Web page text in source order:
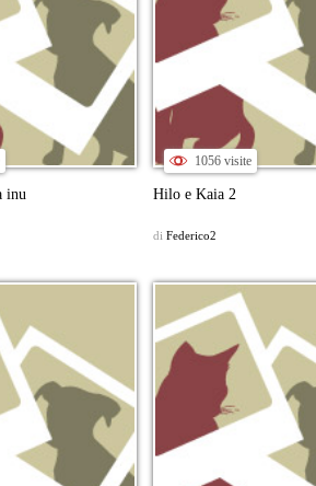
inu
1056 visite
Hilo e Kaia 2
di Federico2